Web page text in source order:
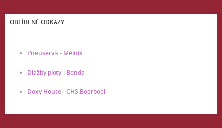
OBLÍBENÉ ODKAZY
Pneuservis - Mělník
Dlažby ploty - Benda
Doxy House - CHS Boerboel